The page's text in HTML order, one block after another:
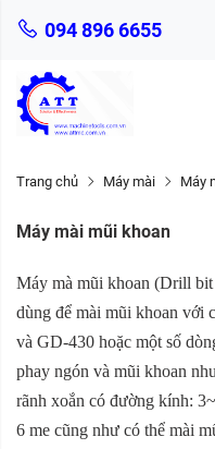
094 896 6655
Trang chủ Máy mài Máy
Máy mài mũi khoan
Máy mà mũi khoan (Drill
dùng để mài mũi khoan với
và GD-430 hoặc một số
phay ngón và mũi khoan
rãnh xoắn có đường kính:
6 me cũng như có thể mài